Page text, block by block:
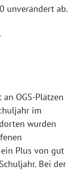
unverändert ab.
OGS-Plätzen
im
wurden
Plus von gut
Bei der